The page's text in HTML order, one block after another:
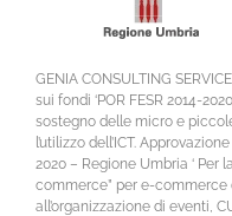
GENIA CONSULTING
sui fondi ‘POR FESR 2014-
sostegno delle micro e
l’utilizzo dell’ICT.
2020 – Regione Umbria ‘ Per
commerce” per e-commerce
all’organizzazione di eventi,